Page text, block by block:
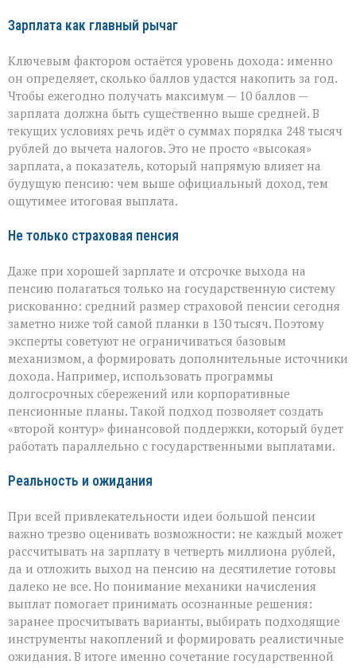
Зарплата как главный рычаг
Ключевым фактором остаётся уровень дохода: именно
он определяет, сколько баллов удастся накопить за год.
Чтобы ежегодно получать максимум — 10 баллов —
зарплата должна быть существенно выше средней. В
текущих условиях речь идёт о суммах порядка 248 тысяч
рублей до вычета налогов. Это не просто «высокая»
зарплата, а показатель, который напрямую влияет на
будущую пенсию: чем выше официальный доход, тем
ощутимее итоговая выплата.
Не только страховая пенсия
Даже при хорошей зарплате и отсрочке выхода на
пенсию полагаться только на государственную систему
рискованно: средний размер страховой пенсии сегодня
заметно ниже той самой планки в 130 тысяч. Поэтому
эксперты советуют не ограничиваться базовым
механизмом, а формировать дополнительные источники
дохода. Например, использовать программы
долгосрочных сбережений или корпоративные
пенсионные планы. Такой подход позволяет создать
«второй контур» финансовой поддержки, который будет
работать параллельно с государственными выплатами.
Реальность и ожидания
При всей привлекательности идеи большой пенсии
важно трезво оценивать возможности: не каждый может
рассчитывать на зарплату в четверть миллиона рублей,
да и отложить выход на пенсию на десятилетие готовы
далеко не все. Но понимание механики начисления
выплат помогает принимать осознанные решения:
заранее просчитывать варианты, выбирать подходящие
инструменты накоплений и формировать реалистичные
ожидания. В итоге именно сочетание государственной